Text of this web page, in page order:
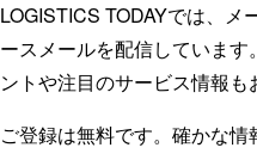
LOGISTICS TODAYでは、
ースメールを配信していま
ントや注目のサービス情報も
ご登録は無料です。確かな情